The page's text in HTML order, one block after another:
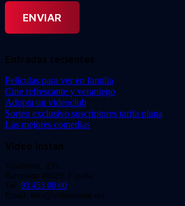
Entradas recientes
Películas para ver en familia
Cine refrescante y veraniego
Adopta un videoclub
Sorteo exclusivo suscriptores tarifa plana
Las mejores comedias
Video Instan
Viladomat, 239
Barcelona 08029. España.
Tel: 93 453 00 00
Email: info@videoinstan.net